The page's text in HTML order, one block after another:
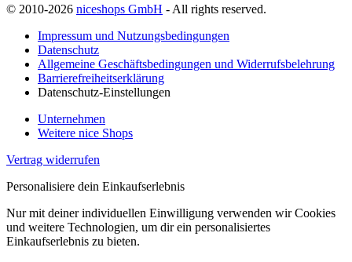
© 2010-2026 niceshops GmbH - All rights reserved.
Impressum und Nutzungsbedingungen
Datenschutz
Allgemeine Geschäftsbedingungen und Widerrufsbelehrung
Barrierefreiheitserklärung
Datenschutz-Einstellungen
Unternehmen
Weitere nice Shops
Vertrag widerrufen
Personalisiere dein Einkaufserlebnis
Nur mit deiner individuellen Einwilligung verwenden wir Cookies
und weitere Technologien, um dir ein personalisiertes
Einkaufserlebnis zu bieten.